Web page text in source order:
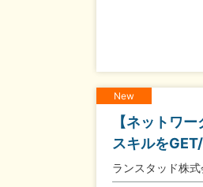
New
【ネットワ
スキルを
ランスタッド株